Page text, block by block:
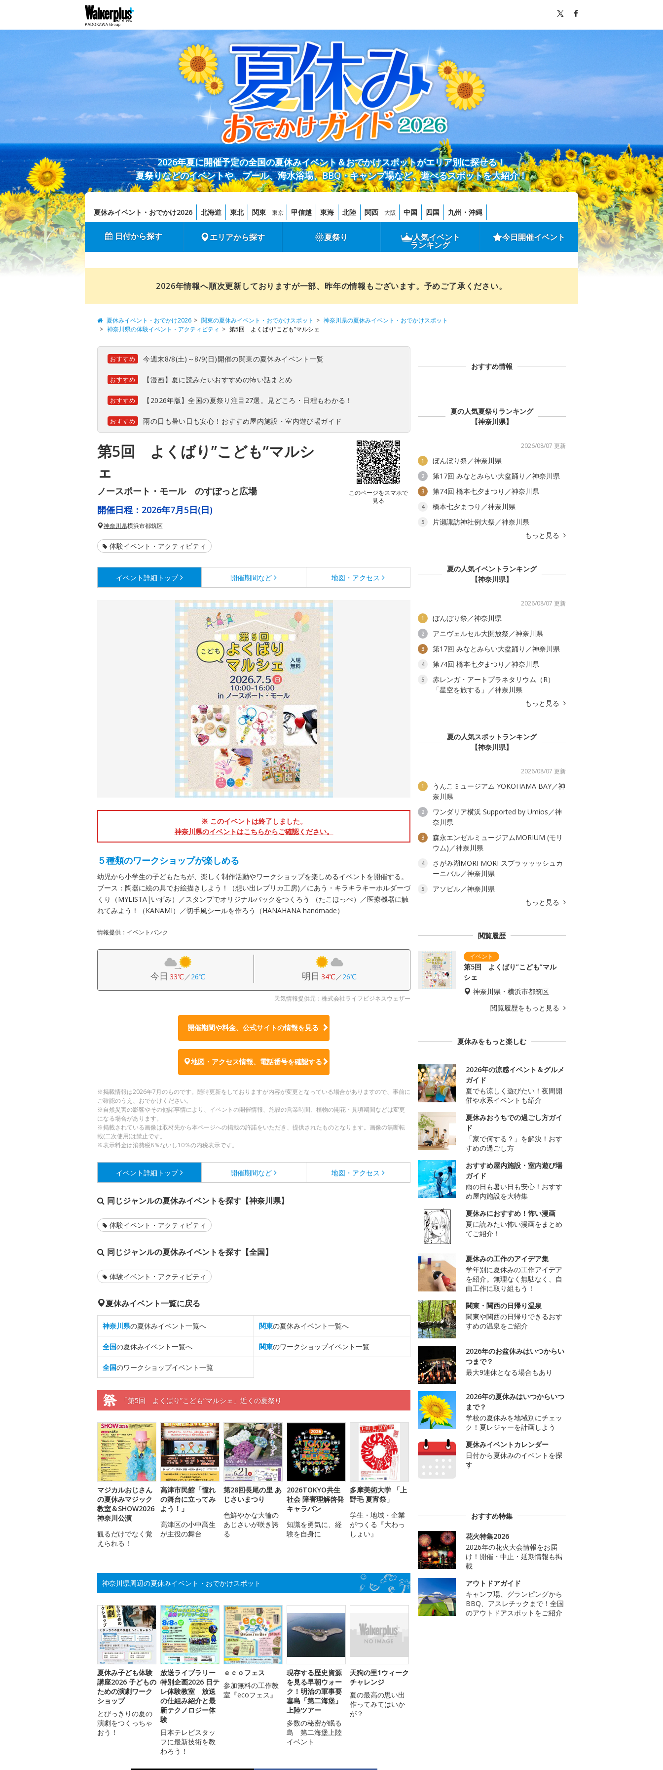
2026年夏に開催予定の全国の夏休みイベント＆おでかけスポットがエリア別に探せる！
夏祭りなどのイベントや、プール、海水浴場、BBQ・キャンプ場など、遊べるスポットを大紹介！
夏休みイベント・おでかけ2026 北海道 東北 関東 東京 甲信越 東海 北陸 関西 大阪 中国 四国 九州・沖縄
日付から探す エリアから探す 夏祭り 人気イベント
ランキング
今日開催イベント
2026年情報へ順次更新しておりますが一部、昨年の情報もございます。予めご了承ください。
夏休みイベント・おでかけ2026 関東の夏休みイベント・おでかけスポット
神奈川県の夏休みイベント・おでかけスポット
神奈川県の体験イベント・アクティビティ
第5回 よくばり”こども”マルシェ
おすすめ 今週末8/8(土)～8/9(日)開催の関東の夏休みイベント一覧
おすすめ 【漫画】夏に読みたいおすすめの怖い話まとめ
おすすめ 【2026年版】全国の夏祭り注目27選。見どころ・日程もわかる！
おすすめ 雨の日も暑い日も安心！おすすめ屋内施設・室内遊び場ガイド
第5回 よくばり”こども”マルシ
ェ
ノースポート・モール のすぽっと広場
このページをスマホで
見る
開催日程： 2026年7月5日(日)
神奈川県横浜市都筑区
体験イベント・アクティビティ
イベント詳細 トップ 開催期間など 地図・アクセス
※ このイベントは終了しました。
神奈川県のイベントはこちらからご確認ください。
５種類のワークショップが楽しめる
幼児から小学生の子どもたちが、楽しく制作活動やワークショップを楽しめるイベントを開催する。
ブース：陶器に絵の具でお絵描きしよう！（想い出レプリカ工房)／にあう・キラキラキーホルダーづ
くり（MYLISTA|いずみ）／スタンプでオリジナルバックをつくろう （たこほっぺ）／医療機器に触
れてみよう！（KANAMI）／切手風シールを作ろう（HANAHANA handmade）
情報提供：イベントバンク
今日 33℃／26℃ 明日 34℃／26℃
天気情報提供元：株式会社ライフビジネスウェザー
開催期間や料金、公式サイトの情報を見る
地図・アクセス情報、電話番号を確認する
※掲載情報は2026年7月のものです。随時更新をしておりますが内容が変更となっている場合がありますので、事前に
ご確認のうえ、おでかけください。
※自然災害の影響やその他諸事情により、イベントの開催情報、施設の営業時間、植物の開花・見頃期間などは変更
になる場合があります。
※掲載されている画像は取材先から本ページへの掲載の許諾をいただき、提供されたものとなります。画像の無断転
載(二次使用)は禁止です。
※表示料金は消費税8％ないし10％の内税表示です。
イベント詳細 トップ 開催期間など 地図・アクセス
同じジャンルの夏休みイベントを探す【神奈川県】
体験イベント・アクティビティ
同じジャンルの夏休みイベントを探す【全国】
体験イベント・アクティビティ
夏休みイベント一覧に戻る
神奈川県の夏休みイベント一覧へ 関東の夏休みイベント一覧へ
全国の夏休みイベント一覧へ 関東のワークショップイベント一覧
全国のワークショップイベント一覧
「第5回 よくばり”こども”マルシェ」近くの夏祭り
マジカルおじさん
の夏休みマジック
教室＆SHOW2026
神奈川公演
観るだけでなく覚
えられる！
高津市民館「憧れ
の舞台に立ってみ
よう！」
高津区の小中高生
が主役の舞台
第28回長尾の里 あ
じさいまつり
色鮮やかな大輪の
あじさいが咲き誇
る
2026TOKYO共生
社会 障害理解啓発
キャラバン
知識を勇気に、経
験を自身に
多摩美術大学 「上
野毛 夏宵祭」
学生・地域・企業
がつくる『大わっ
しょい』
神奈川県周辺の夏休みイベント・おでかけスポット
夏休み子ども体験
講座2026 子どもの
ための演劇ワーク
ショップ
とびっきりの夏の
演劇をつくっちゃ
おう！
放送ライブラリー
特別企画2026 日テ
レ体験教室 放送
の仕組み紹介と最
新テクノロジー体
験
日本テレビスタッ
フに最新技術を教
わろう！
ｅｃｏフェス
参加無料の工作教
室『ecoフェス』
現存する歴史資源
を見る早朝ウォー
ク！明治の軍事要
塞島「第二海堡」
上陸ツアー
多数の秘密が眠る
島 第二海堡上陸
イベント
天狗の里1ウィーク
チャレンジ
夏の最高の思い出
作ってみてはいか
が？
おすすめ情報
夏の人気夏祭りランキング
【神奈川県】
2026/08/07 更新
1 ぼんぼり祭／神奈川県
2 第17回 みなとみらい大盆踊り／神奈川県
3 第74回 橋本七夕まつり／神奈川県
4 橋本七夕まつり／神奈川県
5
片瀬諏訪神社例大祭／神奈川県
もっと見る
夏の人気イベントランキング
【神奈川県】
2026/08/07 更新
1 ぼんぼり祭／神奈川県
2 アニヴェルセル大開放祭／神奈川県
3 第17回 みなとみらい大盆踊り／神奈川県
4 第74回 橋本七夕まつり／神奈川県
5
赤レンガ・アートプラネタリウム（R）
「星空を旅する」／神奈川県
もっと見る
夏の人気スポットランキング
【神奈川県】
2026/08/07 更新
1
うんこミュージアム YOKOHAMA BAY／神
奈川県
2
ワンダリア横浜 Supported by Umios／神
奈川県
3
森永エンゼルミュージアムMORIUM (モリ
ウム)／神奈川県
4
さがみ湖MORI MORI スプラッッッシュカ
ーニバル／神奈川県
5
アソビル／神奈川県
もっと見る
閲覧履歴
第5回 よくばり”こども”マル
シェ
神奈川県・横浜市都筑区
閲覧履歴をもっと見る
夏休みをもっと楽しむ
2026年の涼感イベント＆グルメ
ガイド
夏でも涼しく遊びたい！夜間開
催や水系イベントも紹介
夏休みおうちでの過ごし方ガイ
ド
「家で何する？」を解決！おす
すめの過ごし方
おすすめ屋内施設・室内遊び場
ガイド
雨の日も暑い日も安心！おすす
め屋内施設を大特集
夏休みにおすすめ！怖い漫画
夏に読みたい怖い漫画をまとめ
てご紹介！
夏休みの工作のアイデア集
学年別に夏休みの工作アイデア
を紹介。無理なく無駄なく、自
由工作に取り組もう！
関東・関西の日帰り温泉
関東や関西の日帰りできるおす
すめの温泉をご紹介
2026年のお盆休みはいつからい
つまで？
最大9連休となる場合もあり
2026年の夏休みはいつからいつ
まで？
学校の夏休みを地域別にチェッ
ク！夏レジャーを計画しよう
夏休みイベントカレンダー
日付から夏休みのイベントを探
す
おすすめ特集
花火特集2026
2026年の花火大会情報をお届
け！開催・中止・延期情報も掲
載
アウトドアガイド
キャンプ場、グランピングから
BBQ、アスレチックまで！全国
のアウトドアスポットをご紹介